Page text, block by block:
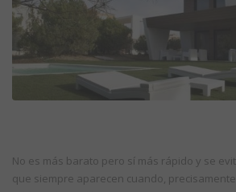
No es más barato pero sí más rápido y se
que siempre aparecen cuando,